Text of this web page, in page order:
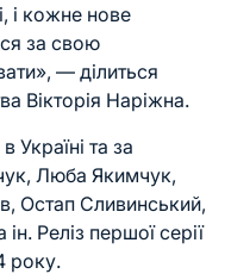
і кожне нове
за свою
— ділиться
Вікторія Наріжна.
Україні та за
Люба Якимчук,
Остап Сливинський,
Реліз першої серії
року.